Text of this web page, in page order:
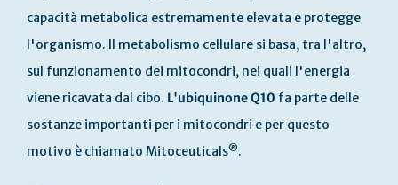
capacità metabolica estremamente elevata e protegge
l'organismo. Il metabolismo cellulare si basa, tra l'altro,
sul funzionamento dei mitocondri, nei quali l'energia
viene ricavata dal cibo. L'ubiquinone Q10 fa parte delle
sostanze importanti per i mitocondri e per questo
motivo è chiamato Mitoceuticals®.